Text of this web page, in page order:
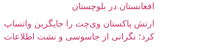
افغانستان در بلوچستان
ارتش پاکستان وی‌چت را جایگزین واتساپ
کرد؛ نگرانی از جاسوسی و نشت اطلاعات